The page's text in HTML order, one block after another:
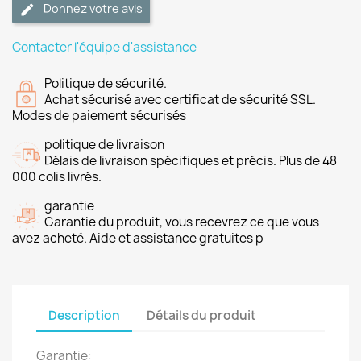
Donnez votre avis
Contacter l'équipe d'assistance
Politique de sécurité.
Achat sécurisé avec certificat de sécurité SSL.
Modes de paiement sécurisés
politique de livraison
Délais de livraison spécifiques et précis. Plus de 48
000 colis livrés.
garantie
Garantie du produit, vous recevrez ce que vous
avez acheté. Aide et assistance gratuites p
Description Détails du produit
Garantie: